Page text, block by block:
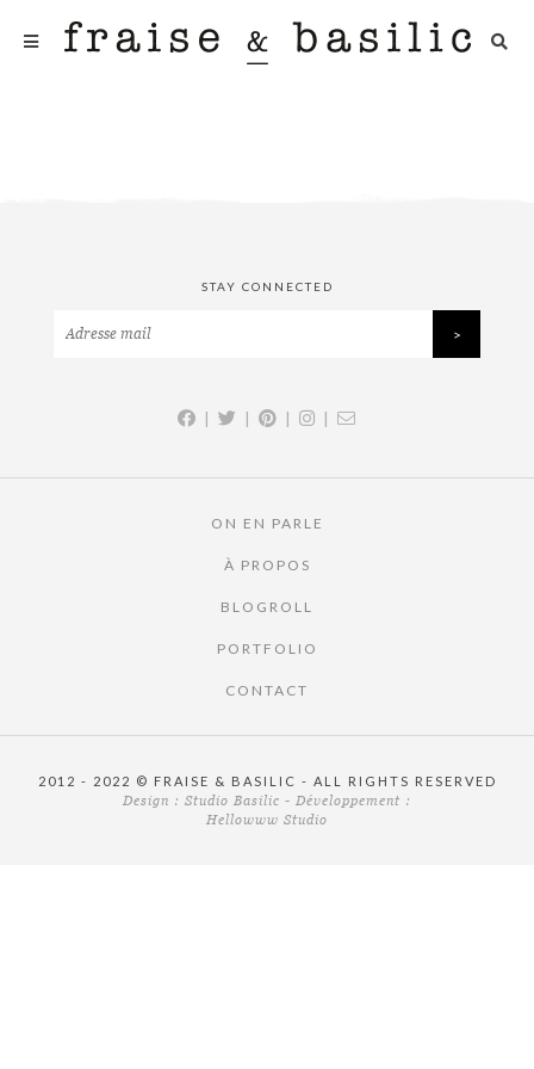
STAY CONNECTED
| | | |
ON EN PARLE
À PROPOS
BLOGROLL
PORTFOLIO
CONTACT
2012 - 2022 © FRAISE & BASILIC - ALL RIGHTS RESERVED
Design : Studio Basilic - Développement :
Hellowww Studio